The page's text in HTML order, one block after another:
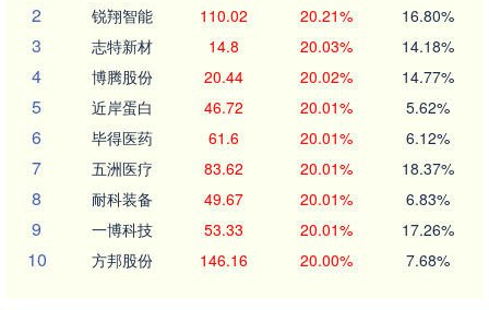
2 锐翔智能 110.02 20.21% 16.80%
3 志特新材 14.8 20.03% 14.18%
4 博腾股份 20.44 20.02% 14.77%
5 近岸蛋白 46.72 20.01% 5.62%
6 毕得医药 61.6 20.01% 6.12%
7 五洲医疗 83.62 20.01% 18.37%
8 耐科装备 49.67 20.01% 6.83%
9 一博科技 53.33 20.01% 17.26%
10 方邦股份 146.16 20.00% 7.68%